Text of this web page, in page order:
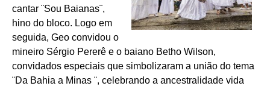
cantar ¨Sou Baianas¨,
hino do bloco. Logo em
seguida, Geo convidou o
mineiro Sérgio Pererê e o baiano Betho Wilson,
convidados especiais que simbolizaram a união do tema
¨Da Bahia a Minas ¨, celebrando a ancestralidade vida